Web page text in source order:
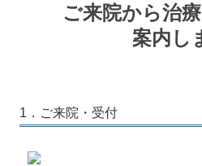
施設・設備のご案内
ご来院から治
案内し
1．ご来院・受付